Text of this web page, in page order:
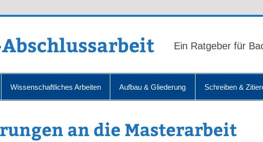
Ein Ratgeber für
Wissenschaftliches Arbeiten Aufbau & Gliederung Schreiben &
an die Masterarbeit